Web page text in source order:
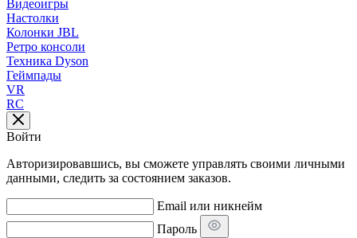
Видеоигры
Настолки
Колонки JBL
Ретро консоли
Техника Dyson
Геймпады
VR
RC
Войти
Авторизировавшись, вы сможете управлять своими личными
данными, следить за состоянием заказов.
Email или никнейм
Пароль